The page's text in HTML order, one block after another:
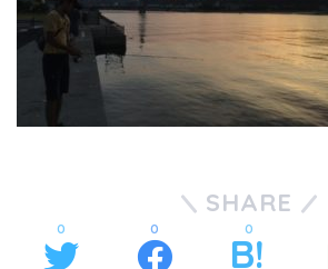
SHARE
0 0 0